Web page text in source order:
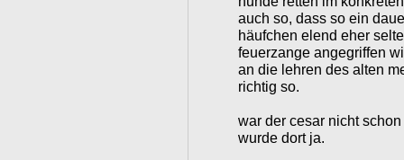
auch so, dass so ein
häufchen elend eher
feuerzange angegriffen
an die lehren des alten
richtig so.
war der cesar nicht
wurde dort ja.